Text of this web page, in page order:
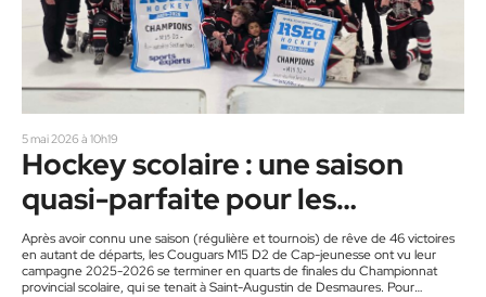
5 mai 2026 à 10h19
Hockey scolaire : une saison
quasi-parfaite pour les
Couguars M15 D2
Après avoir connu une saison (régulière et tournois) de rêve de 46 victoires
en autant de départs, les Couguars M15 D2 de Cap-jeunesse ont vu leur
campagne 2025-2026 se terminer en quarts de finales du Championnat
provincial scolaire, qui se tenait à Saint-Augustin de Desmaures. Pour